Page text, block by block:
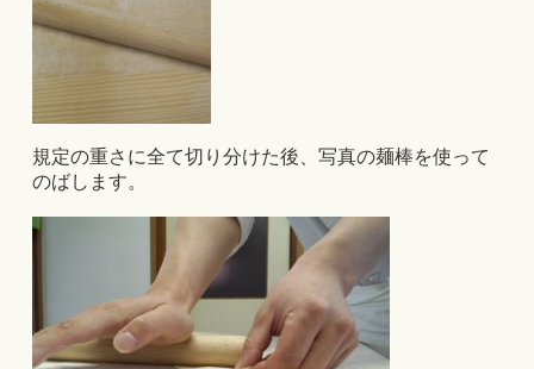
規定の重さに全て切り分けた後、写真の麺棒を使って
のばします。